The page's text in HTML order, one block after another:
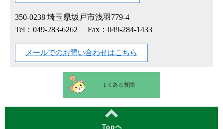
350-0238 埼玉県坂戸市浅羽779-4
Tel：049-283-6262
Fax：049-284-1433
メールでのお問い合わせはこちら